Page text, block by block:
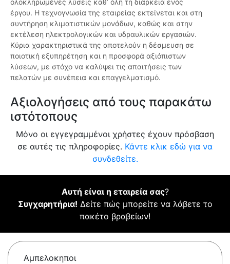
ολοκληρωμένες λύσεις καθ’ όλη τη διάρκεια ενός
έργου. Η τεχνογνωσία της εταιρείας εκτείνεται και στη
συντήρηση κλιματιστικών μονάδων, καθώς και στην
εκτέλεση ηλεκτρολογικών και υδραυλικών εργασιών.
Κύρια χαρακτηριστικά της αποτελούν η δέσμευση σε
ποιοτική εξυπηρέτηση και η προσφορά αξιόπιστων
λύσεων, με στόχο να καλύψει τις απαιτήσεις των
πελατών με συνέπεια και επαγγελματισμό.
Αξιολογήσεις από τους παρακάτω
ιστότοπους
Μόνο οι εγγεγραμμένοι χρήστες έχουν πρόσβαση
σε αυτές τις πληροφορίες. Κάντε κλικ εδώ για να
συνδεθείτε.
Αυτή είναι η εταιρεία σας?
Συγχαρητήρια! Δείτε πώς μπορείτε να λάβετε το
πακέτο βραβείων!
Αμπελοκηποι